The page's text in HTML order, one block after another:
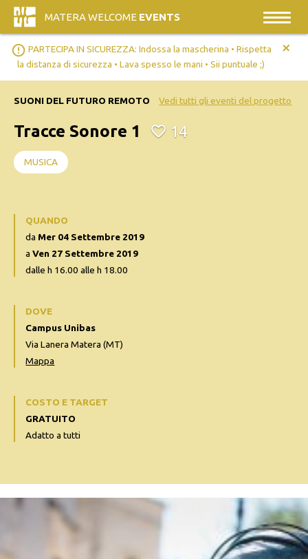
MATERA WELCOME EVENTS
error_outline PARTECIPA IN SICUREZZA: Indossa la mascherina • Rispetta
la distanza di sicurezza • Lava spesso le mani • Sii puntuale ;)
+
SUONI DEL FUTURO REMOTO Vedi tutti gli eventi del progetto
Tracce Sonore 1 14
MUSICA
QUANDO
da Mer 04 Settembre 2019
aVen 27 Settembre 2019
dalle h 16.00 alle h 18.00
DOVE
Campus Unibas
Via Lanera Matera (MT)
Mappa
COSTO E TARGET
GRATUITO
Adatto a tutti